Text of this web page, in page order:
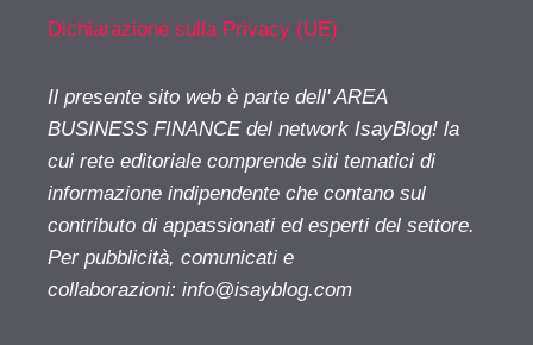
Dichiarazione sulla Privacy (UE)
Il presente sito web è parte dell' AREA
BUSINESS FINANCE del network IsayBlog! la
cui rete editoriale comprende siti tematici di
informazione indipendente che contano sul
contributo di appassionati ed esperti del settore.
Per pubblicità, comunicati e
collaborazioni: info@isayblog.com